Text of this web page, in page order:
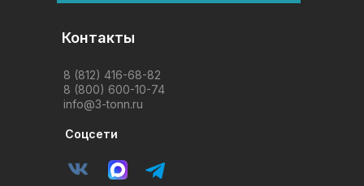
info@3-tonn.ru
8 (800) 600-10-74
8 (812) 416-68-82
Контакты
Соцсети